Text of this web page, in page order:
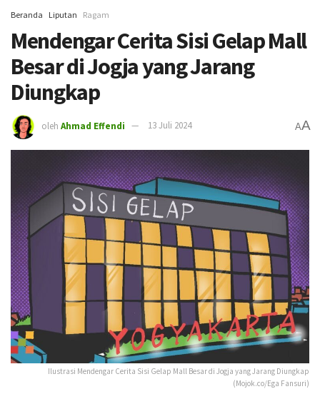
Beranda Liputan Ragam
Mendengar Cerita Sisi Gelap Mall
Besar di Jogja yang Jarang
Diungkap
oleh Ahmad Effendi 13 Juli 2024 AA
Ilustrasi Mendengar Cerita Sisi Gelap Mall Besar di Jogja yang Jarang Diungkap
(Mojok.co/Ega Fansuri)